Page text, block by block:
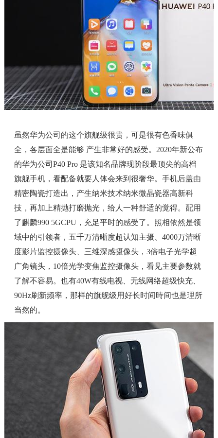
虽然华为公司的这个旗舰级很贵，可是很有色香味俱
全，各层面全是能够 产生非常好的感受。2020年新公布
的华为公司P40 Pro 是该知名品牌现阶段最顶尖的高档
旗舰手机，看配备就要人体会来到很奢华。手机后盖由
精密陶瓷打造出，产生纳米技术纳米微晶瓷器高新科
技，再加上精抛打磨抛光，给人一种舒适的觉得。配用
了麒麟990 5GCPU，充足平时的感受了。照相依然是领
域中的引领者，五千万清晰度超认知主摄、4000万清晰
度影片监控摄像头、三维深感摄像头，3倍电子光学超
广角镜头，10倍光学变焦监控摄像头，看见主要参数就
了解不容易。也有40W有线电视、无线网络超级快充、
90Hz刷新频率，那样的旗舰级用好长时间時间也是理所
当然的。